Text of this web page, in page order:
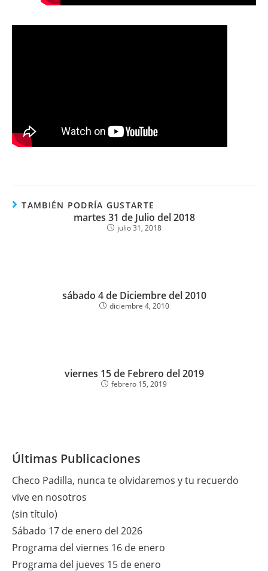
TAMBIÉN PODRÍA GUSTARTE
martes 31 de Julio del 2018
julio 31, 2018
sábado 4 de Diciembre del 2010
diciembre 4, 2010
viernes 15 de Febrero del 2019
febrero 15, 2019
Últimas Publicaciones
Checo Padilla, nunca te olvidaremos y tu recuerdo
vive en nosotros
(sin título)
Sábado 17 de enero del 2026
Programa del viernes 16 de enero
Programa del jueves 15 de enero